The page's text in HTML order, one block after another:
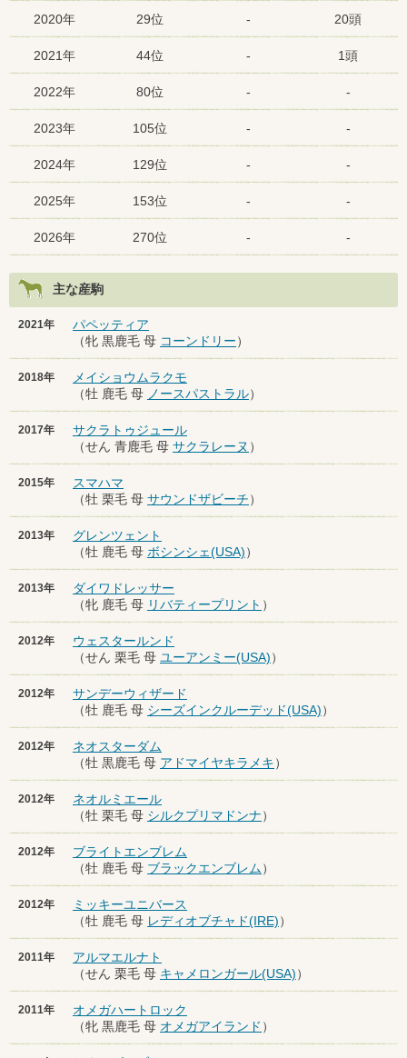
2020年 29位 - 20頭
2021年 44位 - 1頭
2022年 80位 - -
2023年 105位 - -
2024年 129位 - -
2025年 153位 - -
2026年 270位 - -
主な産駒
2021年
パペッティア
（牝 黒鹿毛 母 コーンドリー）
2018年
メイショウムラクモ
（牡 鹿毛 母 ノースパストラル）
2017年
サクラトゥジュール
（せん 青鹿毛 母 サクラレーヌ ）
2015年
スマハマ
（牡 栗毛 母 サウンドザビーチ）
2013年
グレンツェント
（牡 鹿毛 母 ボシンシェ(USA)）
2013年
ダイワドレッサー
（牝 鹿毛 母 リバティープリント ）
2012年
ウェスタールンド
（せん 栗毛 母 ユーアンミー(USA)）
2012年
サンデーウィザード
（牡 鹿毛 母 シーズインクルーデッド(USA)）
2012年
ネオスターダム
（牡 黒鹿毛 母 アドマイヤキラメキ）
2012年
ネオルミエール
（牡 栗毛 母 シルクプリマドンナ）
2012年
ブライトエンブレム
（牡 鹿毛 母 ブラックエンブレム）
2012年
ミッキーユニバース
（牡 鹿毛 母 レディオブチャド(IRE)）
2011年
アルマエルナト
（せん 栗毛 母 キャメロンガール(USA)）
2011年
オメガハートロック
（牝 黒鹿毛 母 オメガアイランド ）